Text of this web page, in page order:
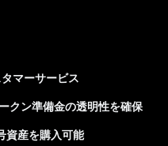
マーサービス
クン準備金の透明性を確保
資産を購入可能